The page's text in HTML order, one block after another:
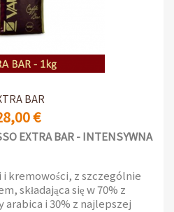
BAR
€
EXTRA BAR -INTENSYWNA
i kremowości, z szczególnie
składająca się w 70% z
i 30% z najlepszej